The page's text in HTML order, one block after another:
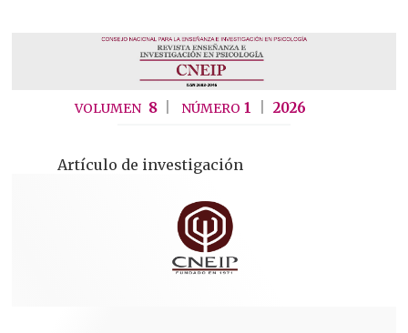
VOLUMEN 8 NÚMERO 1 2026
Artículo de investigación